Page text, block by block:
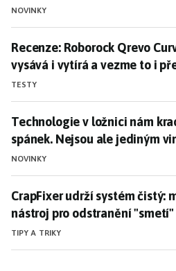
NOVINKY
Recenze: Roborock Qrevo
Recenze: Roborock Qrevo
vysává i vytírá a vezme to i
TESTY
Technologie v ložnici nám
Technologie v ložnici nám
spánek. Nejsou ale jediným
NOVINKY
CrapFixer udrží systém
CrapFixer udrží systém čistý:
nástroj pro odstranění "smetí"
TIPY A TRIKY